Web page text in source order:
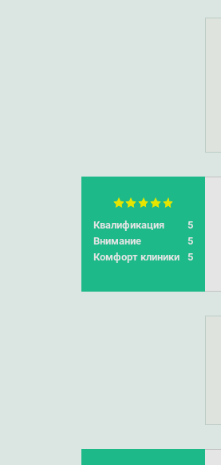
Квалификация
5
Внимание
5
Комфорт клиники
5